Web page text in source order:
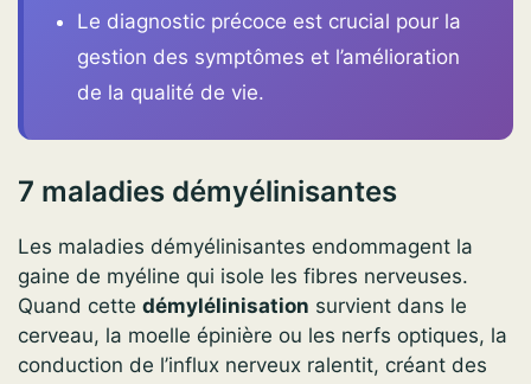
Le diagnostic précoce est crucial pour la
gestion des symptômes et l’amélioration
de la qualité de vie.
7 maladies démyélinisantes
Les maladies démyélinisantes endommagent la
gaine de myéline qui isole les fibres nerveuses.
Quand cette démylélinisation survient dans le
cerveau, la moelle épinière ou les nerfs optiques, la
conduction de l’influx nerveux ralentit, créant des